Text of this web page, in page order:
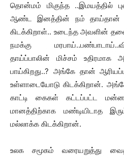
தொன்மம் மிகுந்த ..இமயத்தில்
ஆண்ட இனத்தின் நம் தாய்தான்
கிடக்கிறாள்.. உடைந்த அவளின்
நமக்கு
தாய்ப்பாலின் மிச்சம்
பாய்கிறது..? அங்கே தான்
உள்ளாடையோடு கிடக்கிறான்.
காட்டி கைகள் கட்டப்பட்ட
மானத்திற்காக மண்டியிடாத
மல்லாக்க கிடக்கிறான்.
உலக சமூகம் வரையறுத்து